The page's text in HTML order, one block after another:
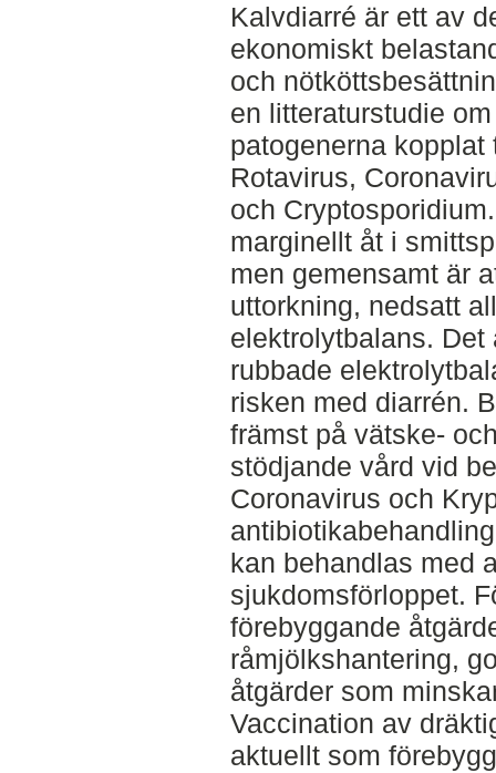
Kalvdiarré är ett av
ekonomiskt
och
en litteraturstudie
patogenerna
Rotavirus,
och
marginellt åt i
men gemensamt är
uttorkning, nedsatt
elektrolytbalans. Det
rubbade
risken med diarrén.
främst på vätske-
stödjande vård vid
Coronavirus och
kan behandlas med
sjukdomsförloppet.
förebyggande
råmjölkshantering,
åtgärder som
Vaccination av
aktuellt som